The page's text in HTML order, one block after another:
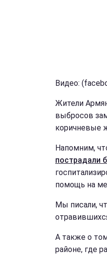
Видео:
Жители
выбросов
коричневые
Напомним,
пострадали
помощь на
Мы писали,
А также о
районе, где